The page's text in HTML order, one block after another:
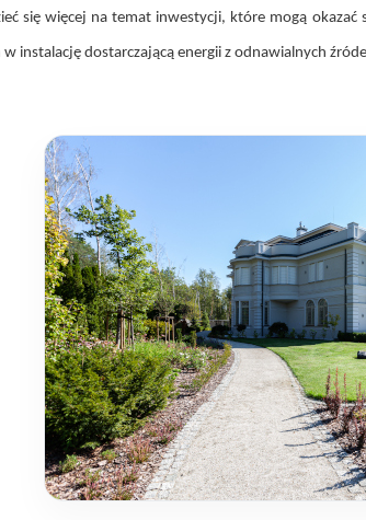
się więcej na temat inwestycji, które mogą
instalację dostarczającą energii z odnawialnych